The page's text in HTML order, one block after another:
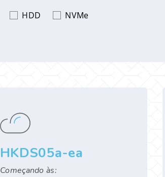
HDD NVMe
HKDS05a-ea
Começando às: